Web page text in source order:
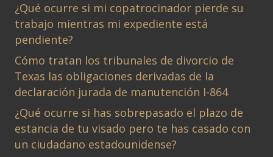
¿Qué ocurre si mi copatrocinador pierde su
trabajo mientras mi expediente está
pendiente?
Cómo tratan los tribunales de divorcio de
Texas las obligaciones derivadas de la
declaración jurada de manutención I-864
¿Qué ocurre si has sobrepasado el plazo de
estancia de tu visado pero te has casado con
un ciudadano estadounidense?